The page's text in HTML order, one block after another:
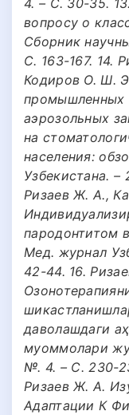
вопросу о
Сборник
С. 163-167. 14.
Кодиров О. Ш.
промышленных
аэрозольных
на
населения:
Узбекистана. –
Ризаев Ж. А.,
пародонтитом
Мед. журнал
42-44. 16.
даволашдаги
муоммолари
№. 4. – С. 230-
Ризаев Ж. А.
Адаптации К